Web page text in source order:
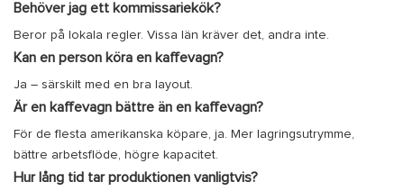
Behöver jag ett kommissariekök?
Beror på lokala regler. Vissa län kräver det, andra inte.
Kan en person köra en kaffevagn?
Ja – särskilt med en bra layout.
Är en kaffevagn bättre än en kaffevagn?
För de flesta amerikanska köpare, ja. Mer lagringsutrymme,
bättre arbetsflöde, högre kapacitet.
Hur lång tid tar produktionen vanligtvis?